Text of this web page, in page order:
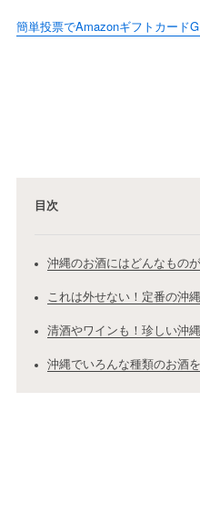
簡単投票でAmazonギフトカード
目次
沖縄のお酒にはどんなもの
これは外せない！定番の沖
清酒やワインも！珍しい沖
沖縄でいろんな種類のお酒